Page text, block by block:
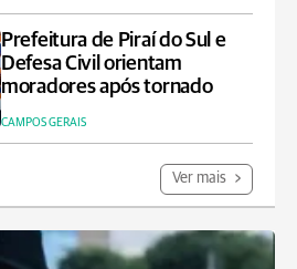
Prefeitura de Piraí do Sul e
Defesa Civil orientam
moradores após tornado
CAMPOS GERAIS
Ver mais